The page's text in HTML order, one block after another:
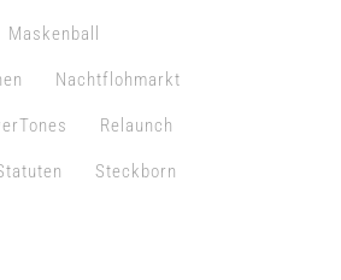
Maskenball
Nachtflohmarkt
Relaunch
Steckborn